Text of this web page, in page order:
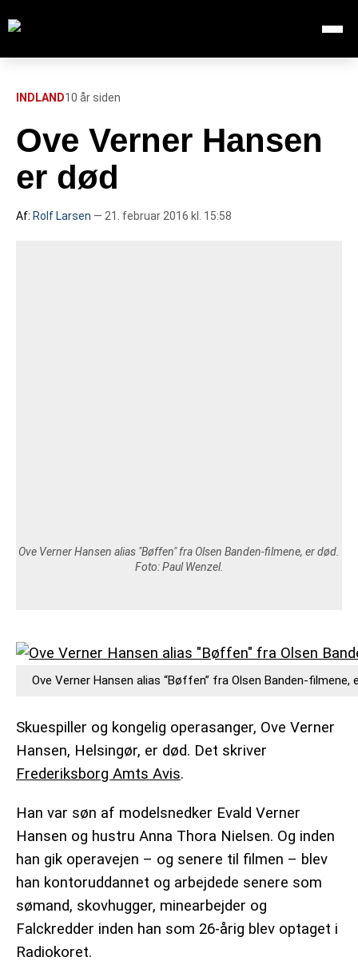
Åbn
FORSIDE
112
INDLAND10 år siden
Ove Verner Hansen
er død
Af: Rolf Larsen — 21. februar 2016 kl. 15:58
Ove Verner Hansen alias "Bøffen" fra Olsen Banden-filmene, er død.
Foto: Paul Wenzel.
Ove Verner Hansen alias “Bøffen” fra Olsen Banden-filmene,
Skuespiller og kongelig operasanger, Ove Verner
Hansen, Helsingør, er død. Det skriver
Frederiksborg Amts Avis.
Han var søn af modelsnedker Evald Verner
Hansen og hustru Anna Thora Nielsen. Og inden
han gik operavejen – og senere til filmen – blev
han kontoruddannet og arbejdede senere som
sømand, skovhugger, minearbejder og
Falckredder inden han som 26-årig blev optaget i
Radiokoret.